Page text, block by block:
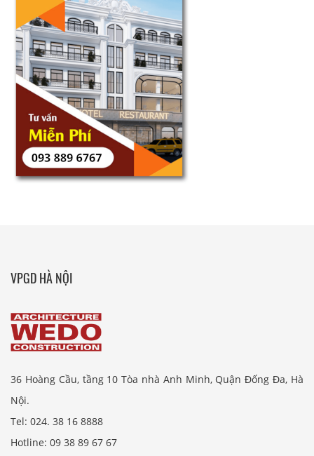
VPGD HÀ NỘI
36 Hoàng Cầu, tầng 10 Tòa nhà Anh Minh, Quận Đống Đa, Hà
Nội.
Tel: 024. 38 16 8888
Hotline: 09 38 89 67 67